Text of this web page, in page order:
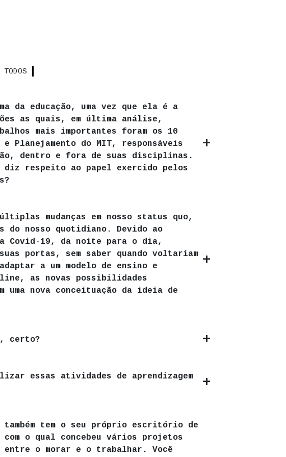
da educação, uma vez que ela é a
as quais, em última análise,
mais importantes foram os 10
Planejamento do MIT, responsáveis
dentro e fora de suas disciplinas.
diz respeito ao papel exercido pelos
mudanças em nosso status quo,
do nosso quotidiano. Devido ao
Covid-19, da noite para o dia,
portas, sem saber quando voltariam
a um modelo de ensino e
as novas possibilidades
nova conceituação da ideia de
certo?
essas atividades de aprendizagem
tem o seu próprio escritório de
o qual concebeu vários projetos
o morar e o trabalhar. Você